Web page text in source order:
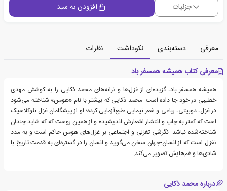
جزئیات افزودن به سبد
معرفی دسته‌بندی نکوداشت
نظرات
معرفی کتاب همیشه همسفر باد
همیشه همسفر باد، گزیده‌ای از غزل‌ها و ترانه‌های محمد ذکایی را به کوشش مهدی
خطیبی در خود جا داده است. محمد ذکایی که بیشتر با نام «هومن» شناخته می‌شود
در غزل، دوبیتی، رباعی و شعر نیمایی طبع‌آزمایی کرده؛ او از پیشگامان غزل نئوکلاسیک
است که کمتر به چاپ و انتشار اشعارش اندیشیده و از همین روست که که شاید چندان
شناخته‌شده نباشد. نگرشی تغزلی و اجتماعی بر غزل‌های هومن حاکم است و به مدد
تغزل است که از انسان-جهان سخن می‌گوید و انسان را در گستره‌ای به قدمت تاریخ با
شادی‌ها و غم‌هایش تصویر می‌کند.
درباره محمد ذکایی